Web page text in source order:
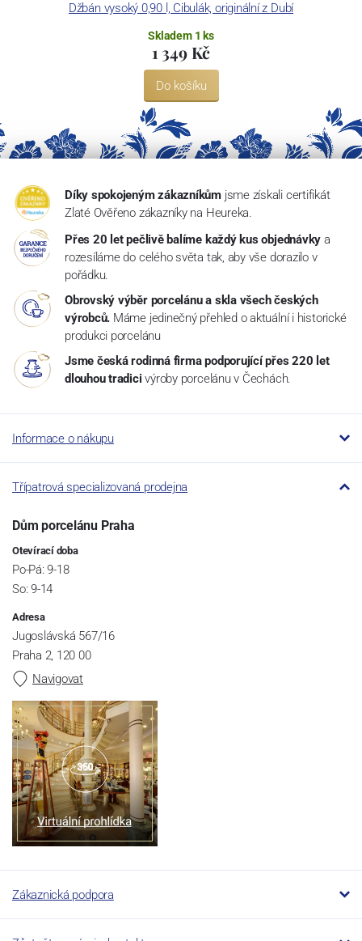
Džbán vysoký 0,90 l, Cibulák, originální z Dubí
Skladem 1 ks
1 349 Kč
Do košíku
Díky spokojeným zákazníkům jsme získali certifikát
Zlaté Ověřeno zákazníky na Heureka.
Přes 20 let pečlivě balíme každý kus objednávky a
rozesíláme do celého světa tak, aby vše dorazilo v
pořádku.
Obrovský výběr porcelánu a skla všech českých
výrobců. Máme jedinečný přehled o aktuální i historické
produkci porcelánu
Jsme česká rodinná firma podporující přes 220 let
dlouhou tradici výroby porcelánu v Čechách.
Informace o nákupu
Třípatrová specializovaná prodejna
Dům porcelánu Praha
Otevírací doba
Po-Pá: 9-18
So: 9-14
Adresa
Jugoslávská 567/16
Praha 2, 120 00
Navigovat
Zákaznická podpora